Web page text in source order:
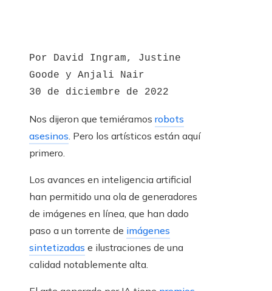
Por David Ingram, Justine
Goode y Anjali Nair
30 de diciembre de 2022
Nos dijeron que temiéramos robots
asesinos. Pero los artísticos están aquí
primero.
Los avances en inteligencia artificial
han permitido una ola de generadores
de imágenes en línea, que han dado
paso a un torrente de imágenes
sintetizadas e ilustraciones de una
calidad notablemente alta.